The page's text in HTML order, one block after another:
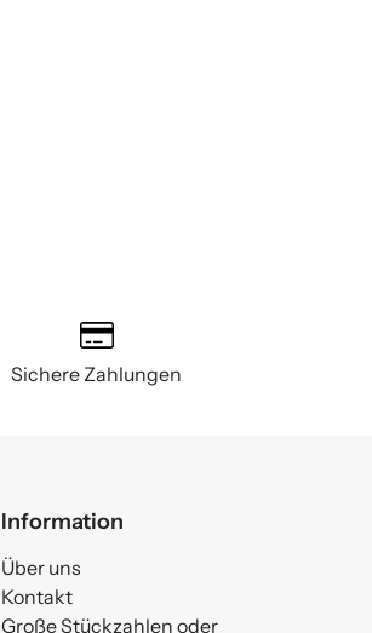
Sichere Zahlungen
Information
Über uns
Kontakt
Große Stückzahlen oder